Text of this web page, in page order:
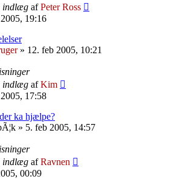
indlæg afPeter Ross
19:16
» 12. feb 2005, 10:21
indlæg afKim
17:58
ka hjælpe?
» 5. feb 2005, 14:57
indlæg afRavnen
00:09